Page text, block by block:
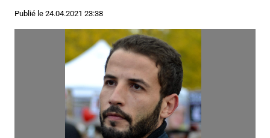
Publié le 24.04.2021 23:38